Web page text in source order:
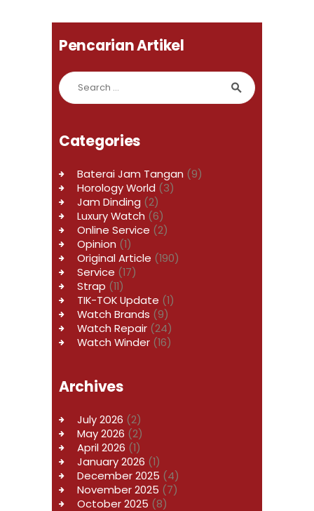
Pencarian Artikel
Search for:
Categories
Baterai Jam Tangan (9)
Horology World (3)
Jam Dinding (2)
Luxury Watch (6)
Online Service (2)
Opinion (1)
Original Article (190)
Service (17)
Strap (11)
TIK-TOK Update (1)
Watch Brands (9)
Watch Repair (24)
Watch Winder (16)
Archives
July2026 (2)
May2026 (2)
April 2026 (1)
January2026 (1)
December2025 (4)
November2025 (7)
October2025 (8)